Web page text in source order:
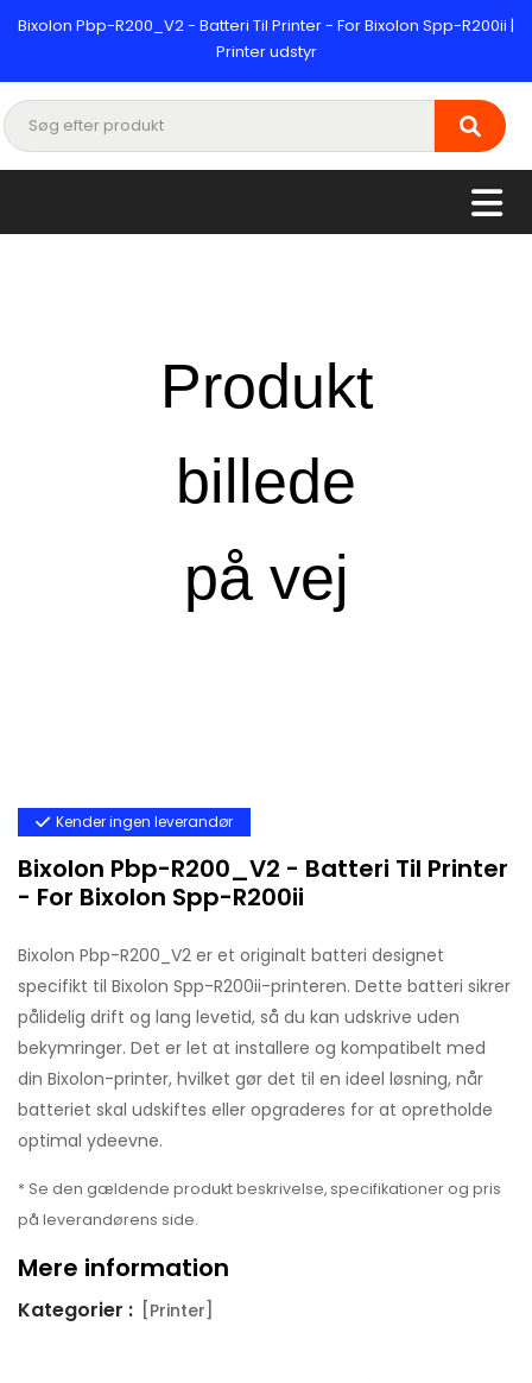
Bixolon Pbp-R200_V2 - Batteri Til Printer - For Bixolon Spp-R200ii |
Printer udstyr
Kender ingen leverandør
Bixolon Pbp-R200_V2 - Batteri Til Printer
- For Bixolon Spp-R200ii
Bixolon Pbp-R200_V2 er et originalt batteri designet
specifikt til Bixolon Spp-R200ii-printeren. Dette batteri sikrer
pålidelig drift og lang levetid, så du kan udskrive uden
bekymringer. Det er let at installere og kompatibelt med
din Bixolon-printer, hvilket gør det til en ideel løsning, når
batteriet skal udskiftes eller opgraderes for at opretholde
optimal ydeevne.
* Se den gældende produkt beskrivelse, specifikationer og pris
på leverandørens side.
Mere information
Kategorier : [Printer]